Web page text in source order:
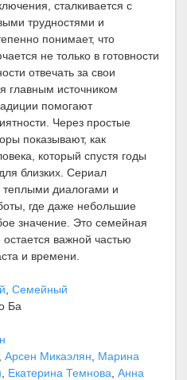
сталкивается с
трудностями и
понимает, что
не только в готовности
отвечать за свои
главным источником
помогают
Через простые
показывают, как
который спустя годы
близких. Сериал
диалогами и
где даже небольшие
значение. Это семейная
остается важной частью
и времени.
Семейный
Ба
Арсен Микаэлян
Марина
Екатерина Темнова Анна